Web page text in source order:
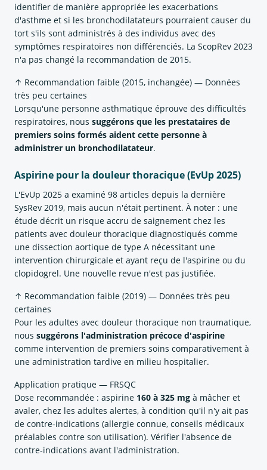
identifier de manière appropriée les exacerbations
d'asthme et si les bronchodilatateurs pourraient causer du
tort s'ils sont administrés à des individus avec des
symptômes respiratoires non différenciés. La ScopRev 2023
n'a pas changé la recommandation de 2015.
↑ Recommandation faible (2015, inchangée) — Données
très peu certaines
Lorsqu'une personne asthmatique éprouve des difficultés
respiratoires, nous suggérons que les prestataires de
premiers soins formés aident cette personne à
administrer un bronchodilatateur.
Aspirine pour la douleur thoracique (EvUp 2025)
L'EvUp 2025 a examiné 98 articles depuis la dernière
SysRev 2019, mais aucun n'était pertinent. À noter : une
étude décrit un risque accru de saignement chez les
patients avec douleur thoracique diagnostiqués comme
une dissection aortique de type A nécessitant une
intervention chirurgicale et ayant reçu de l'aspirine ou du
clopidogrel. Une nouvelle revue n'est pas justifiée.
↑ Recommandation faible (2019) — Données très peu
certaines
Pour les adultes avec douleur thoracique non traumatique,
nous suggérons l'administration précoce d'aspirine
comme intervention de premiers soins comparativement à
une administration tardive en milieu hospitalier.
Application pratique — FRSQC
Dose recommandée : aspirine 160 à 325 mg à mâcher et
avaler, chez les adultes alertes, à condition qu'il n'y ait pas
de contre-indications (allergie connue, conseils médicaux
préalables contre son utilisation). Vérifier l'absence de
contre-indications avant l'administration.